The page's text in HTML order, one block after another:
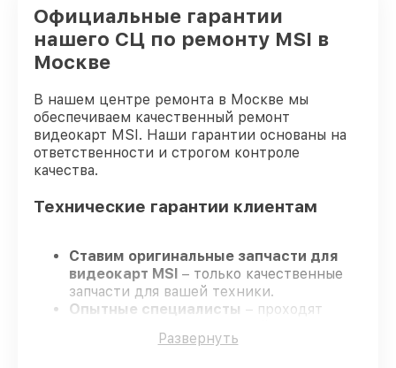
Официальные гарантии
нашего СЦ по ремонту MSI в
Москве
В нашем центре ремонта в Москве мы
обеспечиваем качественный ремонт
видеокарт MSI. Наши гарантии основаны на
ответственности и строгом контроле
качества.
Технические гарантии клиентам
Ставим оригинальные запчасти для
видеокарт MSI – только качественные
запчасти для вашей техники.
Опытные специалисты – проходят
что подтверждает качество и
Развернуть